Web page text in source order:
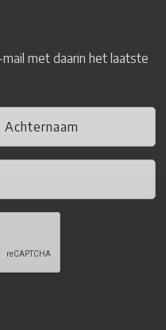
met daarin het laatste